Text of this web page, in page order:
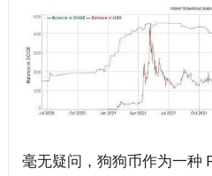
毫无疑问，狗狗币作为一种